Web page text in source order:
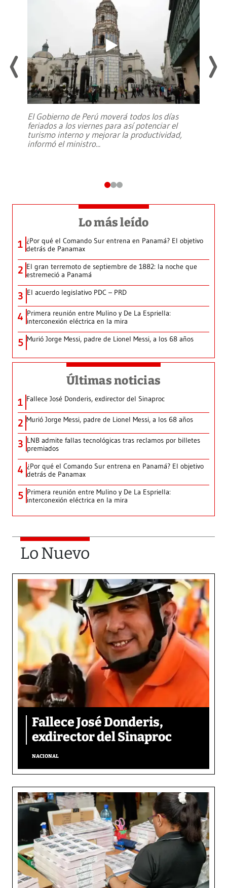
El Gobierno de Perú moverá todos los días
feriados a los viernes para así potenciar el
turismo interno y mejorar la productividad,
informó el ministro...
Lo más leído
1 ¿Por qué el Comando Sur entrena en Panamá? El objetivo
detrás de Panamax
2 El gran terremoto de septiembre de 1882: la noche que
estremeció a Panamá
3 El acuerdo legislativo PDC – PRD
4 Primera reunión entre Mulino y De La Espriella:
interconexión eléctrica en la mira
5 Murió Jorge Messi, padre de Lionel Messi, a los 68 años
Últimas noticias
1 Fallece José Donderis, exdirector del Sinaproc
2 Murió Jorge Messi, padre de Lionel Messi, a los 68 años
3 LNB admite fallas tecnológicas tras reclamos por billetes
premiados
4 ¿Por qué el Comando Sur entrena en Panamá? El objetivo
detrás de Panamax
5 Primera reunión entre Mulino y De La Espriella:
interconexión eléctrica en la mira
Lo Nuevo
Fallece José Donderis,
exdirector del Sinaproc
NACIONAL